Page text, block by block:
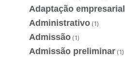
Adaptação empresarial
Administrativo (1)
Admissão (1)
Admissão preliminar (1)